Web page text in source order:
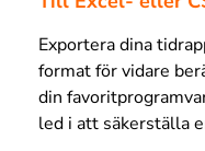
Exportera dina
format för vidare
din
led i att säkerställa